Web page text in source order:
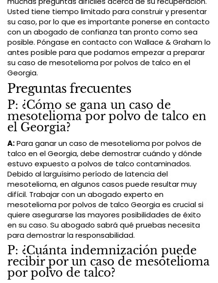
Usted tiene tiempo limitado para construir y presentar
su caso, por lo que es importante ponerse en contacto
con un abogado de confianza tan pronto como sea
posible. Póngase en contacto con Wallace & Graham lo
antes posible para que podamos empezar a preparar
su caso de mesotelioma por polvos de talco en el
Georgia.
Preguntas frecuentes
P: ¿Cómo se gana un caso de
mesotelioma por polvo de talco en
el Georgia?
A:Para ganar un caso de mesotelioma por polvos de
talco en el Georgia, debe demostrar cuándo y dónde
estuvo expuesto a polvos de talco contaminados.
Debido al larguísimo período de latencia del
mesotelioma, en algunos casos puede resultar muy
difícil. Trabajar con un abogado experto en
mesotelioma por polvos de talco Georgia es crucial si
quiere asegurarse las mayores posibilidades de éxito
en su caso. Su abogado sabrá qué pruebas necesita
para demostrar la responsabilidad.
P: ¿Cuánta indemnización puede
recibir por un caso de mesotelioma
por polvo de talco?